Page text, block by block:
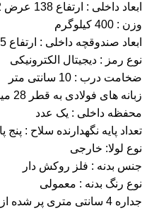
ابعاد داخلی : ارتفاع 138 عرض 42 عمق 37
وزن : 400 کیلوگرم
ابعاد صندوقچه داخلی : ارتفاع 25 عرض 42 عمق 27
نوع رمز : دیجیتال الکترونیکی
ضخامت درب : 10 سانتی متر
زبانه های فولادی به قطر 28 میلیمتر است
محفظه داخلی : یک عدد
تعداد پایه نگهدارنده سلاح : پنج
نوع لولا: خارجی
جنس بدنه : فلز روکش دار
نوع رنگ بدنه : معمولی
جداره 4 سانتی متری پر شده از بتن با عیار 350